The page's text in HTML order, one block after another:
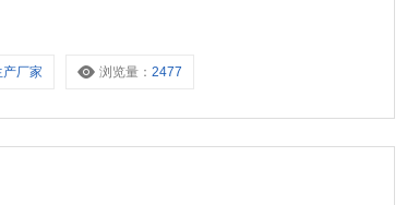
产厂家 浏览量：2477